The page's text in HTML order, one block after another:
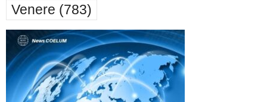
Venere (783)